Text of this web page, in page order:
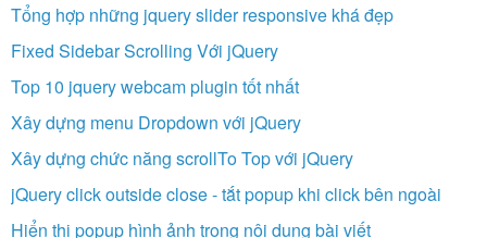
Tổng hợp những jquery slider responsive khá đẹp
Fixed Sidebar Scrolling Với jQuery
Top 10 jquery webcam plugin tốt nhất
Xây dựng menu Dropdown với jQuery
Xây dựng chức năng scrollTo Top với jQuery
jQuery click outside close - tắt popup khi click bên ngoài
Hiển thị popup hình ảnh trong nội dung bài viết